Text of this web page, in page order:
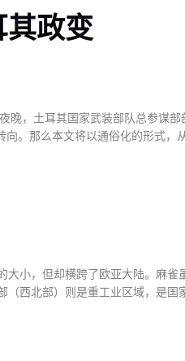
政变
晚，土耳其国家武装部队总参谋
向。那么本文将以通俗化的形式
小，但却横跨了欧亚大陆。麻
西北部）则是重工业区域，是